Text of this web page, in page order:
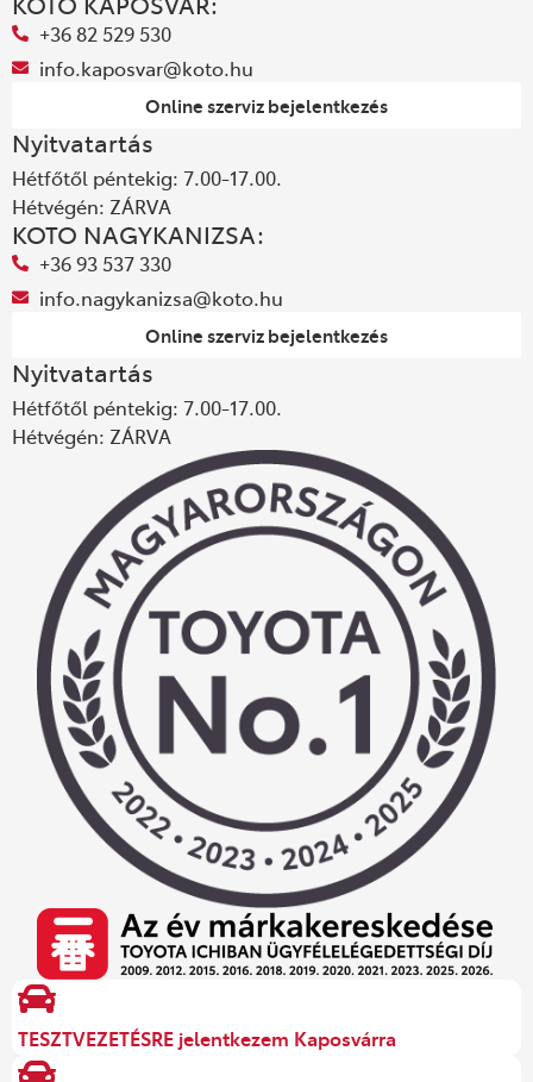
+36 82 529 530
info.kaposvar@koto.hu
Online szerviz bejelentkezés
Nyitvatartás
Hétfőtől péntekig: 7.00-17.00.
Hétvégén: ZÁRVA
KOTO NAGYKANIZSA:
+36 93 537 330
info.nagykanizsa@koto.hu
Online szerviz bejelentkezés
Nyitvatartás
Hétfőtől péntekig: 7.00-17.00.
Hétvégén: ZÁRVA
TESZTVEZETÉSRE jelentkezem Kaposvárra